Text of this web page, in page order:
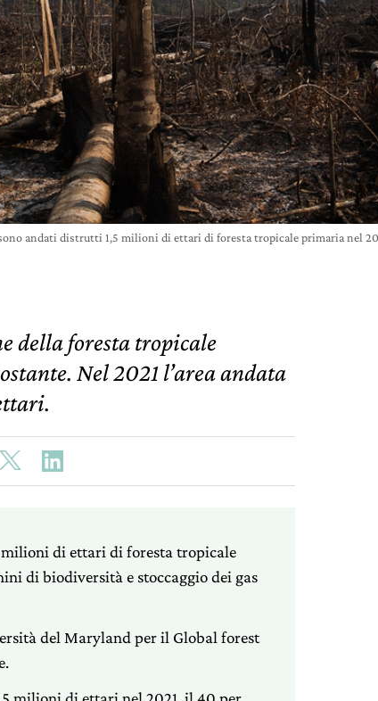
andati distrutti 1,5 milioni di ettari di foresta tropicale primaria nel
della foresta tropicale
Nel 2021 l’area andata
di ettari di foresta tropicale
di biodiversità e stoccaggio dei gas
del Maryland per il Global forest